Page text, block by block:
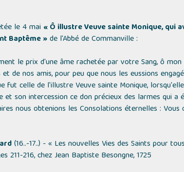
le 4 mai « Ô illustre Veuve sainte Monique,
Baptême »de l'Abbé de Commanville :
le prix d'une âme rachetée par votre Sang, ô
de nos amis, pour peu que nous les eussions
fut celle de l'illustre Veuve sainte Monique,
son intercession ce don précieux des larmes qui a
nous obtenions les Consolations éternelles :
(16..-17..) -« Les nouvelles Vies des Saints pour
211-216, chez Jean Baptiste Besongne, 1725